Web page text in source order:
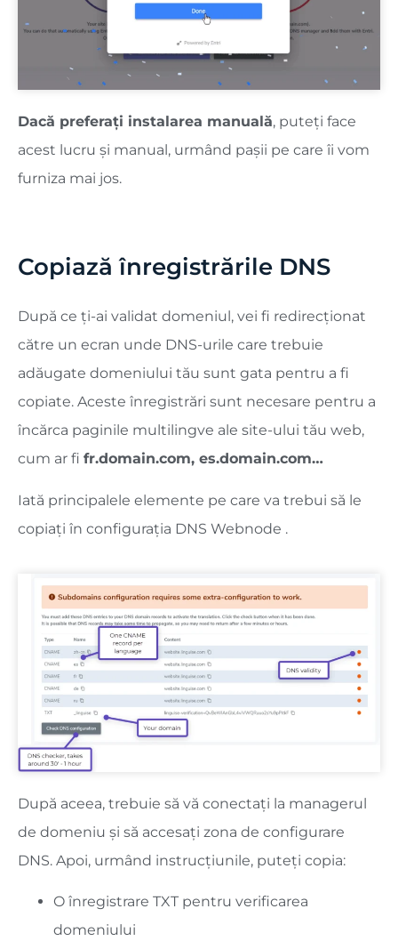
Dacă preferați instalarea manuală, puteți face
acest lucru și manual, urmând pașii pe care îi vom
furniza mai jos.
Copiază înregistrările DNS
După ce ți-ai validat domeniul, vei fi redirecționat
către un ecran unde DNS-urile care trebuie
adăugate domeniului tău sunt gata pentru a fi
copiate. Aceste înregistrări sunt necesare pentru a
încărca paginile multilingve ale site-ului tău web,
cum ar fi fr.domain.com, es.domain.com…
Iată principalele elemente pe care va trebui să le
copiați în configurația DNS Webnode .
După aceea, trebuie să vă conectați la managerul
de domeniu și să accesați zona de configurare
DNS. Apoi, urmând instrucțiunile, puteți copia:
O înregistrare TXT pentru verificarea
domeniului